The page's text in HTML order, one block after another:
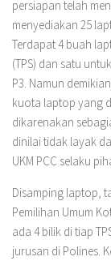
persiapan telah
menyediakan 25
Terdapat 4 buah
(TPS) dan satu
P3. Namun
kuota laptop yang
dikarenakan
dinilai tidak layak
UKM PCC selaku
Disamping laptop,
Pemilihan Umum
ada 4 bilik di tiap
jurusan di Polines.